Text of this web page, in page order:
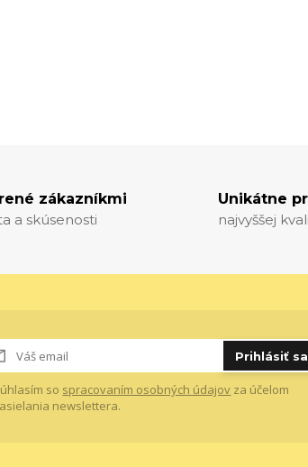
zákazníkmi
a skúsenosti
Unikátne
najvyššej
Prihlásiť sa
so spracovaním osobných údajov za účelom
newslettera.